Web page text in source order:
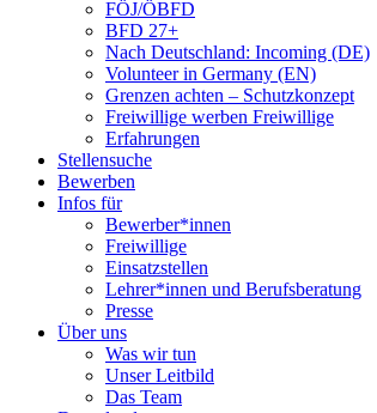
FÖJ/ÖBFD
BFD 27+
Nach Deutschland: Incoming (DE)
Volunteer in Germany (EN)
Grenzen achten – Schutzkonzept
Freiwillige werben Freiwillige
Erfahrungen
Stellensuche
Bewerben
Infos für
Bewerber*innen
Freiwillige
Einsatzstellen
Lehrer*innen und Berufsberatung
Presse
Über uns
Was wir tun
Unser Leitbild
Das Team